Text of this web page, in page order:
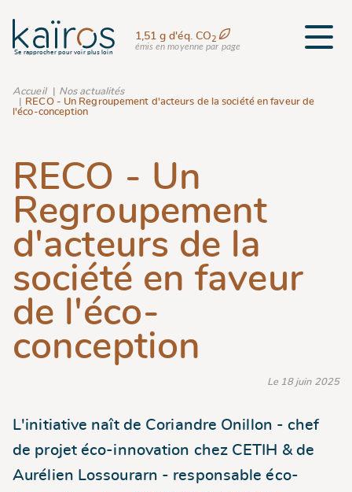
Se rapprocher pour voir plus loin
1,51 g d'éq. CO2
émis en moyenne par page
Accueil
Nos actualités
RECO - Un Regroupement d'acteurs de la société en faveur de
l'éco-conception
RECO - Un
Regroupement
d'acteurs de la
société en faveur
de l'éco-
conception
Le 18 juin 2025
L'initiative naît de Coriandre Onillon - chef
de projet éco-innovation chez CETIH & de
Aurélien Lossourarn - responsable éco-